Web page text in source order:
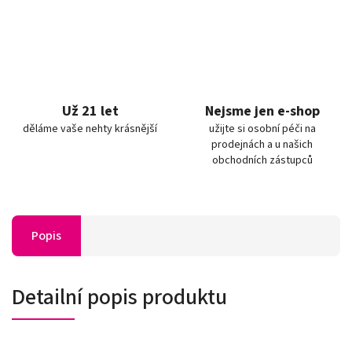
Už 21 let
děláme vaše nehty krásnější
Nejsme jen e-shop
užijte si osobní péči na
prodejnách a u našich
obchodních zástupců
Popis
Detailní popis produktu